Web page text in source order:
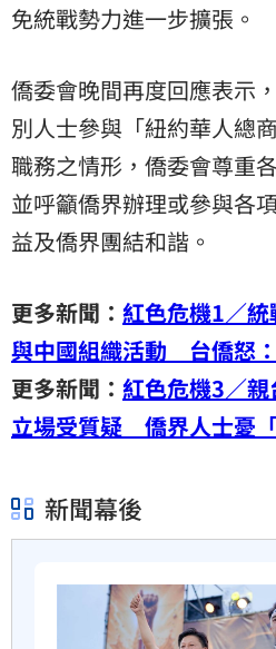
免統戰勢力進一步擴張。
僑委會晚間再度回應表示
別人士參與「紐約華人總
職務之情形，僑委會尊重
並呼籲僑界辦理或參與各
益及僑界團結和諧。
更多新聞： 紅色危機1／
與中國組織活動 台僑怒
更多新聞： 紅色危機3／
立場受質疑 僑界人士憂
新聞幕後